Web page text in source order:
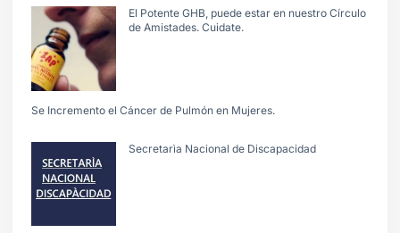
El Potente GHB, puede estar en nuestro Círculo
de Amistades. Cuidate.
Se Incremento el Cáncer de Pulmón en Mujeres.
Secretarìa Nacional de Discapacidad